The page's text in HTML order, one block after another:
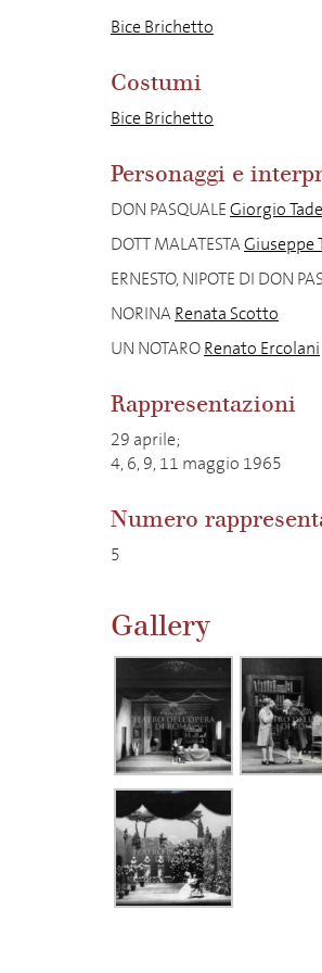
Bice Brichetto
Costumi
Bice Brichetto
Personaggi e
DON PASQUALEGiorgio
DOTT MALATESTAGiuseppe
ERNESTO, NIPOTE DI DON
NORINARenata Scotto
UN NOTARORenato Ercolani
Rappresentazioni
29 aprile;
4, 6, 9, 11 maggio 1965
Numero
5
Gallery